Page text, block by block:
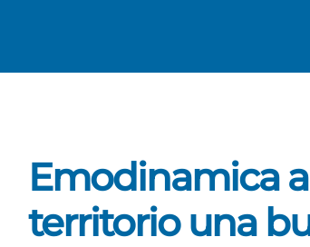
Emodinamica
territorio una